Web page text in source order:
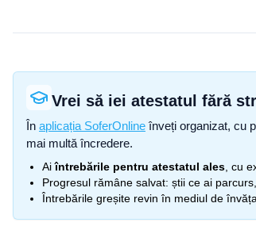
Vrei să iei atestatul fără
În aplicația SoferOnline înveți organizat, cu
mai multă încredere.
Aiîntrebările pentru atestatul ales , cu
Progresul rămâne salvat: știi ce ai
Întrebările greșite revin în mediul de